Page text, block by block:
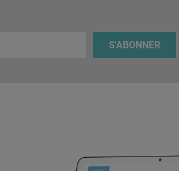
S'ABONNER